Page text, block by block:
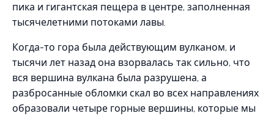
пика и гигантская пещера в центре, заполненная
тысячелетними потоками лавы.
Когда-то гора была действующим вулканом, и
тысячи лет назад она взорвалась так сильно, что
вся вершина вулкана была разрушена, а
разбросанные обломки скал во всех направлениях
образовали четыре горные вершины, которые мы